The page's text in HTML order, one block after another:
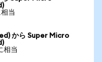
当
から Super Micro
相当